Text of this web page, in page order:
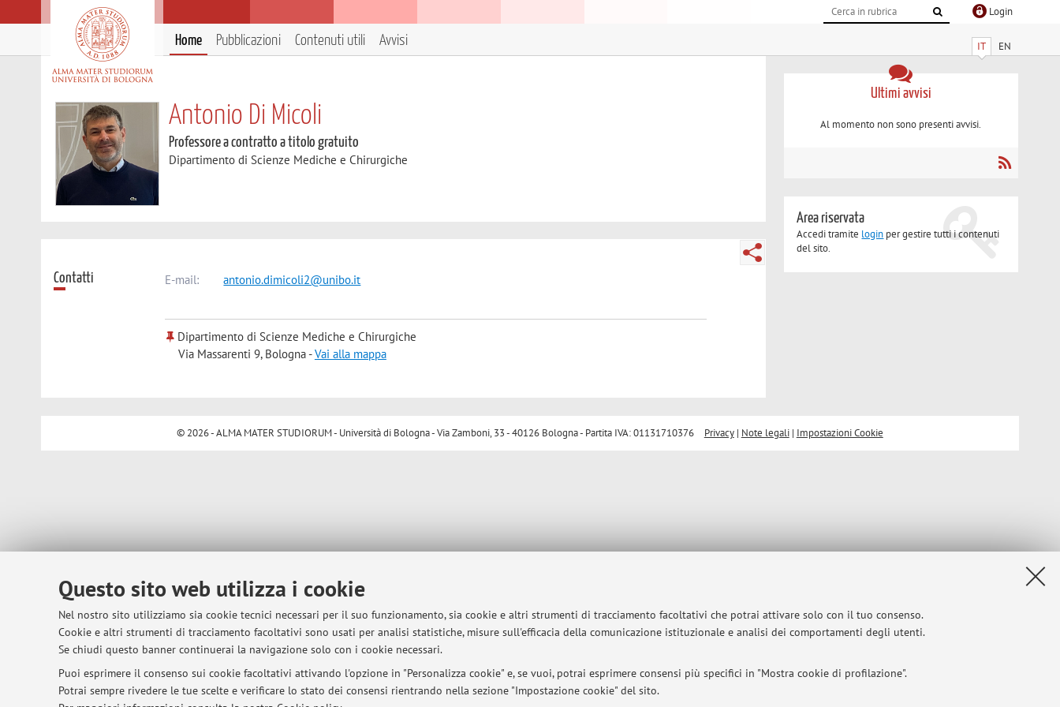
Questo sito web utilizza i cookie
Nel nostro sito utilizziamo sia cookie tecnici necessari per il suo funzionamento, sia cookie e altri strumenti di tracciamento facoltativi che potrai attivare solo con il tuo consenso.
Cookie e altri strumenti di tracciamento facoltativi sono usati per analisi statistiche, misure sull'efficacia della comunicazione istituzionale e analisi dei comportamenti degli utenti.
Se chiudi questo banner continuerai la navigazione solo con i cookie necessari.
Puoi esprimere il consenso sui cookie facoltativi attivando l'opzione in "Personalizza cookie" e, se vuoi, potrai esprimere consensi più specifici in "Mostra cookie di profilazione".
Potrai sempre rivedere le tue scelte e verificare lo stato dei consensi rientrando nella sezione "Impostazione cookie" del sito.
Login
IT EN
Home Pubblicazioni Contenuti utili Avvisi
Antonio Di Micoli
Professore a contratto a titolo gratuito
Dipartimento di Scienze Mediche e Chirurgiche
Contatti E-mail: antonio.dimicoli2@unibo.it
Dipartimento di Scienze Mediche e Chirurgiche
Via Massarenti 9, Bologna -Vai alla mappa
Ultimi avvisi
Al momento non sono presenti avvisi.
Area riservata
Accedi tramite login per gestire tutti i contenuti
del sito.
© 2026 - ALMA MATER STUDIORUM - Università di Bologna - Via Zamboni, 33 - 40126 Bologna - Partita IVA: 01131710376 Privacy| Note legali| Impostazioni Cookie